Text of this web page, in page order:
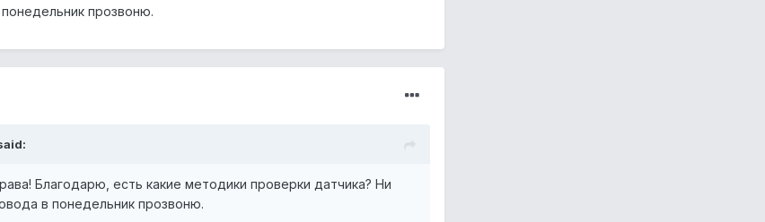
прозвоню.
Благодарю, есть какие методики проверки датчика? Ни
в понедельник прозвоню.